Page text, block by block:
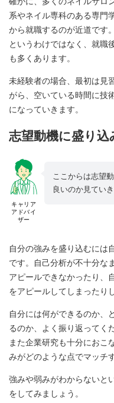
系やネイル専科のある専門
から就職するのが近道です
というわけではなく、就職
も多くあります。
未経験者の場合、最初は見
がら、空いている時間に技
になっていきます。
志望動機に盛り
キャリア
アドバイ
ザー
ここからは志望
良いのか見ていき
自分の強みを盛り込むには
です。自己分析が不十分な
アピールできなかったり、
をアピールしてしまったり
自分には何ができるのか、
るのか、よく振り返ってく
また企業研究も十分におこ
みがどのような点でマッチ
強みや弱みがわからないと
をしてみましょう。